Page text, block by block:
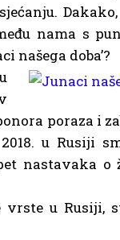
nama s
našega doba’?
poraza i
u Rusiji
nastavaka
vrste u Rusiji,